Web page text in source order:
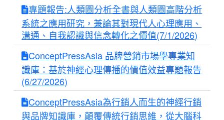
專題報告:人類圖分析全書與人類圖高階分析
系統之應用研究，兼論其對現代人心理應用、
溝通、自我認識與信念轉化之價值(7/1/2026)
ConceptPressAsia 品牌營銷市場學專業知
識庫：基於神經心理傳播的價值效益專題報告
(6/27/2026)
ConceptPressAsia為行銷人而生的神經行銷
與品牌知識庫，顛覆傳統行銷思維，從大腦科